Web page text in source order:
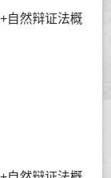
自然辩证法概